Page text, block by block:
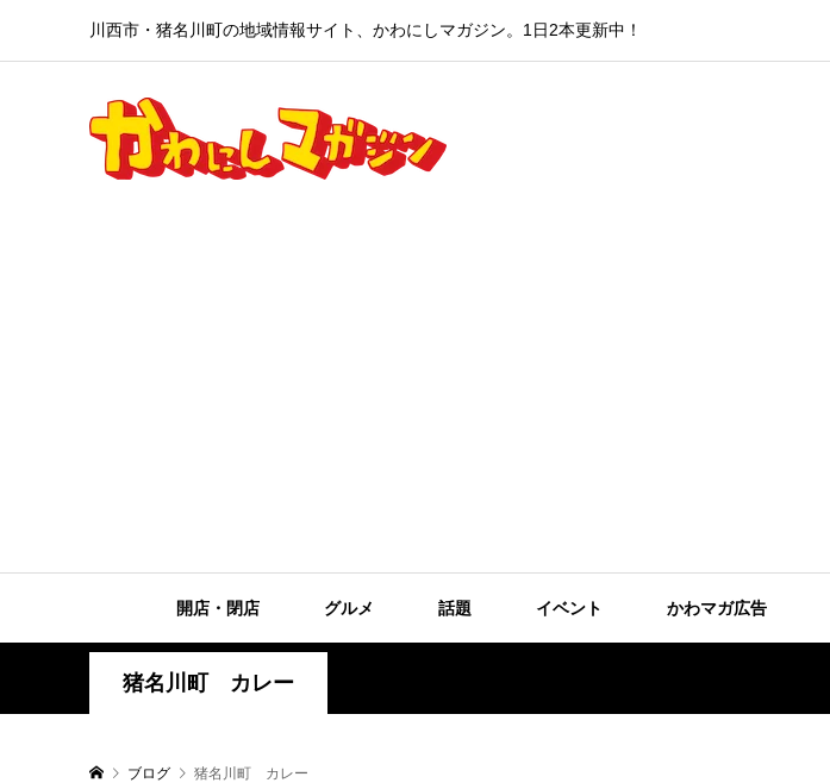
川西市・猪名川町の地域情報サイト、かわにしマガジン。1日2本更新中！
開店・閉店 グルメ 話題 イベント かわマガ広告
猪名川町 カレー
ブログ 猪名川町 カレー